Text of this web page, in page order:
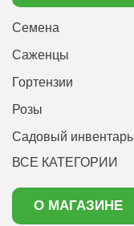
Семена
Саженцы
Гортензии
Розы
Садовый инвентарь
ВСЕ КАТЕГОРИИ
О МАГАЗИНЕ